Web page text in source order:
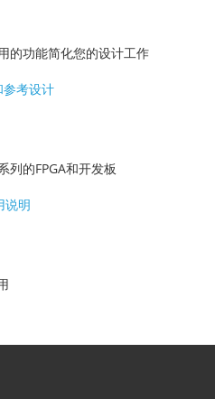
的功能简化您的设计工作
考设计
列的FPGA和开发板
说明